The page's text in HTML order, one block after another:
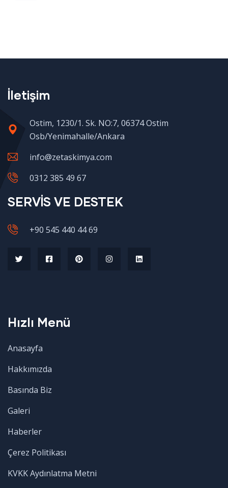
İletişim
Ostim, 1230/1. Sk. NO:7, 06374 Ostim
Osb/Yenimahalle/Ankara
info@zetaskimya.com
0312 385 49 67
SERVİS VE DESTEK
+90 545 440 44 69
Hızlı Menü
Anasayfa
Hakkımızda
Basında Biz
Galeri
Haberler
Çerez Politikası
KVKK Aydınlatma Metni